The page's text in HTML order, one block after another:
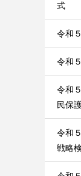
式
令和
令和
令和
民保
令和
戦略